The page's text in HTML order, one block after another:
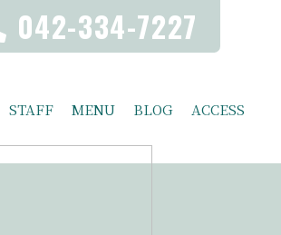
042-334-7227
STAFF MENU BLOG ACCESS